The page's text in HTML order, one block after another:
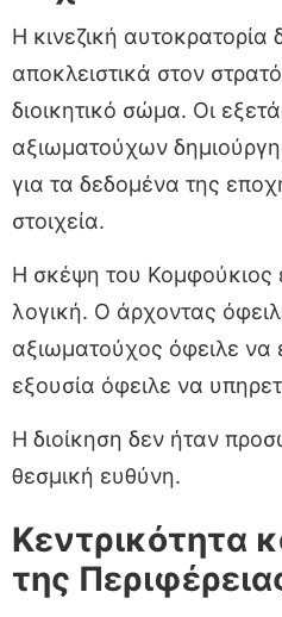
Η κινεζική αυτοκρατορία
αποκλειστικά στον
διοικητικό σώμα. Οι
αξιωματούχων
για τα δεδομένα της
στοιχεία.
Η σκέψη του Κομφούκιος
λογική. Ο άρχοντας
αξιωματούχος όφειλε να
εξουσία όφειλε να
Η διοίκηση δεν ήταν
θεσμική ευθύνη.
Κεντρικότητα
της